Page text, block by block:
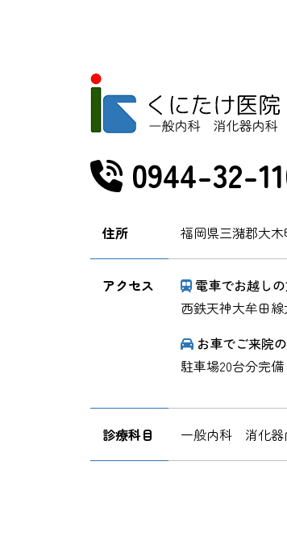
0944-32-
住所 福岡県三潴郡大木
アクセス
電車でお越し
西鉄天神大牟田
お車でご来院
駐車場20台分完備
診療科目 一般内科 消化